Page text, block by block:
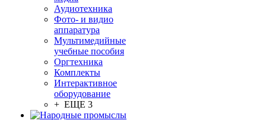
Аудиотехника
Фото- и видио
аппаратура
Мультимедийные
учебные пособия
Оргтехника
Комплекты
Интерактивное
оборудование
+ ЕЩЕ 3